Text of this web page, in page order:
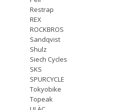
Restrap
REX
ROCKBROS
Sandqvist
Shulz
Siech Cycles
SKS
SPURCYCLE
Tokyobike
Topeak